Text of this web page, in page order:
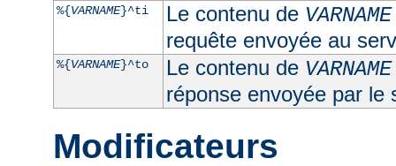
%{VARNAME}^ti Le contenu de VARNAME
requête envoyée au
%{VARNAME}^to Le contenu de VARNAME
réponse envoyée par le
Modificateurs